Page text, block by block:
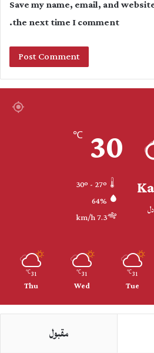
Save my name, email, and
the next time I comment.
30
℃
64%
7.3 km/h
31
℃
Tue
31
℃
Wed
31
℃
Thu
مقبول